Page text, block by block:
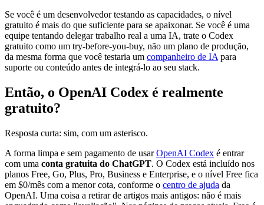
Se você é um desenvolvedor testando as capacidades, o nível
gratuito é mais do que suficiente para se apaixonar. Se você é uma
equipe tentando delegar trabalho real a uma IA, trate o Codex
gratuito como um try-before-you-buy, não um plano de produção,
da mesma forma que você testaria um companheiro de IA para
suporte ou conteúdo antes de integrá-lo ao seu stack.
Então, o OpenAI Codex é realmente
gratuito?
Resposta curta: sim, com um asterisco.
A forma limpa e sem pagamento de usarOpenAI Codex é entrar
com uma conta gratuita do ChatGPT. O Codex está incluído nos
planos Free, Go, Plus, Pro, Business e Enterprise, e o nível Free fica
em $0/mês com a menor cota, conforme o centro de ajuda da
OpenAI. Uma coisa a retirar de artigos mais antigos: não é mais